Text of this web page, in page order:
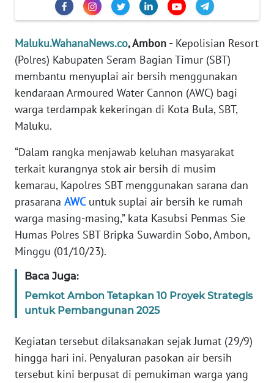
Maluku.WahanaNews.co, Ambon -Kepolisian Resort
(Polres) Kabupaten Seram Bagian Timur (SBT)
membantu menyuplai air bersih menggunakan
kendaraan Armoured Water Cannon (AWC) bagi
warga terdampak kekeringan di Kota Bula, SBT,
Maluku.
“Dalam rangka menjawab keluhan masyarakat
terkait kurangnya stok air bersih di musim
kemarau, Kapolres SBT menggunakan sarana dan
prasarana AWCuntuk suplai air bersih ke rumah
warga masing-masing,” kata Kasubsi Penmas Sie
Humas Polres SBT Bripka Suwardin Sobo, Ambon,
Minggu (01/10/23).
Baca Juga:
Pemkot Ambon Tetapkan 10 Proyek Strategis
untuk Pembangunan 2025
Kegiatan tersebut dilaksanakan sejak Jumat (29/9)
hingga hari ini. Penyaluran pasokan air bersih
tersebut kini berpusat di pemukiman warga yang
KARIR
DISCLAIMER
Wahana
Regional
SUMUT
WN
JAKARTA
JABAR
WN
WN
NTT